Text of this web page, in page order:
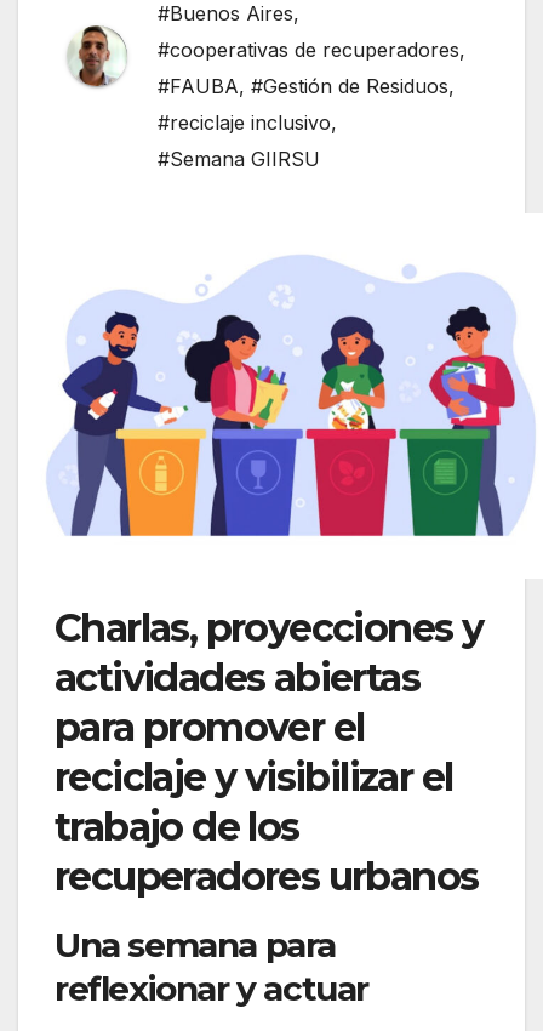
#Buenos Aires,
#cooperativas de recuperadores,
#FAUBA, #Gestión de Residuos,
#reciclaje inclusivo,
#Semana GIIRSU
Charlas, proyecciones y
actividades abiertas
para promover el
reciclaje y visibilizar el
trabajo de los
recuperadores urbanos
Una semana para
reflexionar y actuar